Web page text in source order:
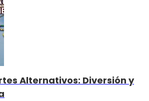
Alternativos: Diversión y